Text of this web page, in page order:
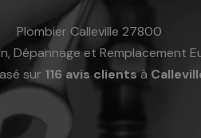
Plombier Calleville 27800
Dépannage et Remplacement
sur 116 avis clientsà